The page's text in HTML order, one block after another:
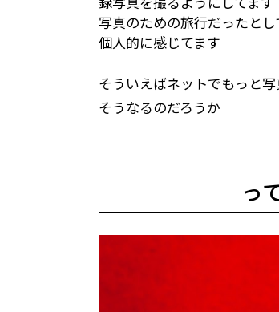
写真のための旅行だったと
個人的に感じてます
そういえばネットでもっと
そうなるのだろうか
っ